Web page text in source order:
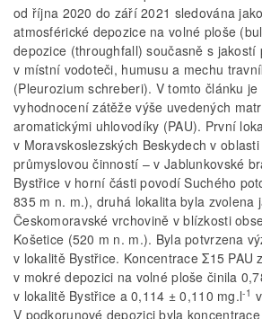
od října 2020 do září 2021 sledována
atmosférické depozice na volné ploše
depozice (throughfall) současně s jakostí
v místní vodoteči, humusu a mechu
(Pleurozium schreberi). V tomto článku
vyhodnocení zátěže výše uvedených
aromatickými uhlovodíky (PAU). První
v Moravskoslezských Beskydech v
průmyslovou činností – v Jablunkovské
Bystřice v horní části povodí Suchého
835 m n. m.), druhá lokalita byla zvolena
Českomoravské vrchovině v blízkosti
Košetice (520 m n. m.). Byla potvrzena
v lokalitě Bystřice. Koncentrace Σ15 PAU
v mokré depozici na volné ploše činila
v lokalitě Bystřice a 0,114 ± 0,110 mg.l-1
V podkorunové depozici byla